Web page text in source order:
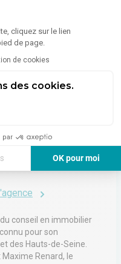
cliquez sur le lien
de page.
de cookies
des cookies.
par
OK pour moi
: Personnalisez vos Options
et de gérer vos paramètres
conseil en immobilier
pour son
des Hauts-de-Seine.
Renard, le